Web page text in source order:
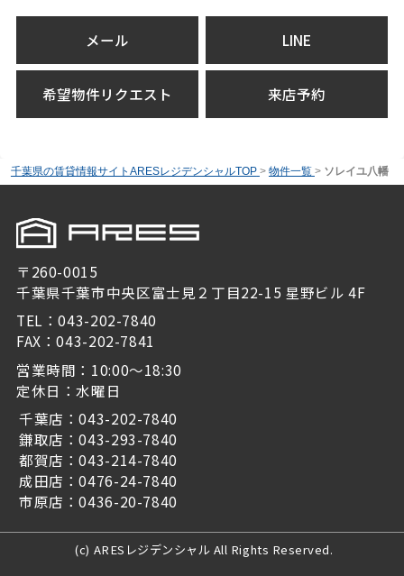
メール LINE
希望物件リクエスト 来店予約
千葉県の賃貸情報サイトARESレジデンシャルTOP > 物件一覧 > ソレイユ八幡
〒260-0015
千葉県千葉市中央区富士見２丁目22-15 星野ビル 4F
TEL：043-202-7840
FAX：043-202-7841
営業時間：10:00～18:30
定休日：水曜日
千葉店：043-202-7840
鎌取店：043-293-7840
都賀店：043-214-7840
成田店：0476-24-7840
市原店：0436-20-7840
(c) ARESレジデンシャル All Rights Reserved.